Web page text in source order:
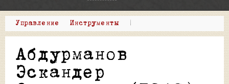
Управление Инструменты |
Абдурманов
Эскандер